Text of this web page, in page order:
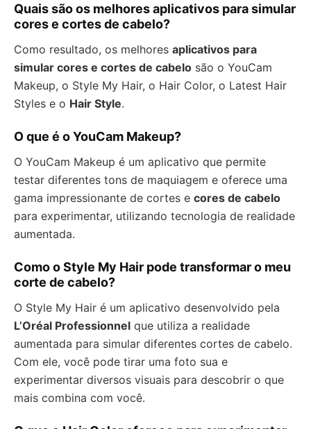
Quais são os melhores aplicativos para simular
cores e cortes de cabelo?
Como resultado, os melhores aplicativos para
simular cores e cortes de cabelo são o YouCam
Makeup, o Style My Hair, o Hair Color, o Latest Hair
Styles e o Hair Style.
O que é o YouCam Makeup?
O YouCam Makeup é um aplicativo que permite
testar diferentes tons de maquiagem e oferece uma
gama impressionante de cortes e cores de cabelo
para experimentar, utilizando tecnologia de realidade
aumentada.
Como o Style My Hair pode transformar o meu
corte de cabelo?
O Style My Hair é um aplicativo desenvolvido pela
L’Oréal Professionnel que utiliza a realidade
aumentada para simular diferentes cortes de cabelo.
Com ele, você pode tirar uma foto sua e
experimentar diversos visuais para descobrir o que
mais combina com você.